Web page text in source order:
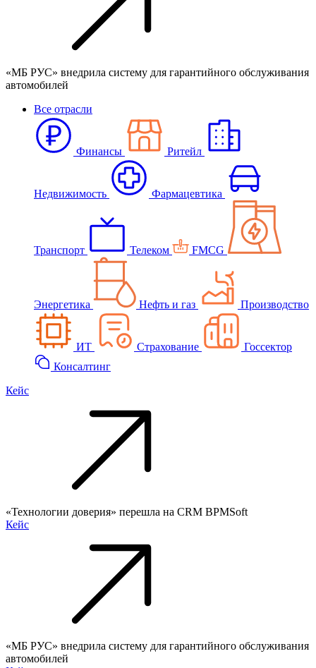
«МБ РУС» внедрила систему для гарантийного обслуживания
автомобилей
Все отрасли
Финансы Ритейл
Недвижимость Фармацевтика
Транспорт Телеком FMCG
Энергетика Нефть и газ Производство
ИТ Страхование
Госсектор
Консалтинг
Кейс
«Технологии доверия» перешла на CRM BPMSoft
Кейс
«МБ РУС» внедрила систему для гарантийного обслуживания
автомобилей